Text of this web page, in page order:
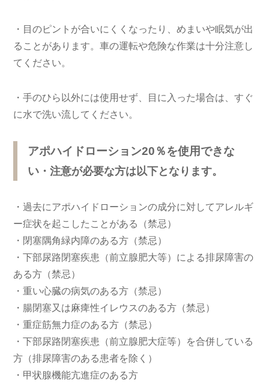
・目のピントが合いにくくなったり、めまいや眠気が出
ることがあります。車の運転や危険な作業は十分注意し
てください。
・手のひら以外には使用せず、目に入った場合は、すぐ
に水で洗い流してください。
アポハイドローション20％を使用できな
い ・注意が必要な方は以下となります。
・過去にアポハイドローションの成分に対してアレルギ
ー症状を起こしたことがある（禁忌）
・閉塞隅角緑内障のある方（禁忌）
・下部尿路閉塞疾患（前立腺肥大等）による排尿障害の
ある方（禁忌）
・重い心臓の病気のある方（禁忌）
・腸閉塞又は麻痺性イレウスのある方（禁忌）
・重症筋無力症のある方（禁忌）
・下部尿路閉塞疾患（前立腺肥大症等）を合併している
方（排尿障害のある患者を除く）
・甲状腺機能亢進症のある方